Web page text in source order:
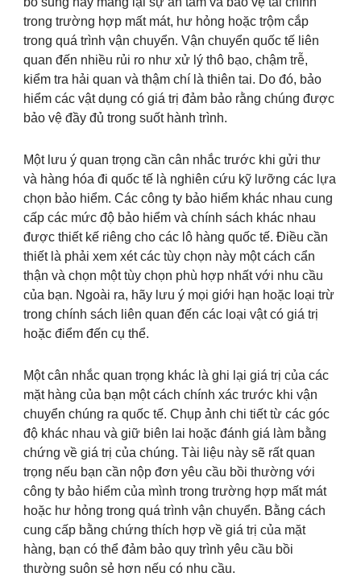
trong trường hợp mất mát, hư hỏng hoặc trộm cắp
trong quá trình vận chuyển. Vận chuyển quốc tế liên
quan đến nhiều rủi ro như xử lý thô bạo, chậm trễ,
kiểm tra hải quan và thậm chí là thiên tai. Do đó, bảo
hiểm các vật dụng có giá trị đảm bảo rằng chúng được
bảo vệ đầy đủ trong suốt hành trình.
Một lưu ý quan trọng cần cân nhắc trước khi gửi thư
và hàng hóa đi quốc tế là nghiên cứu kỹ lưỡng các lựa
chọn bảo hiểm. Các công ty bảo hiểm khác nhau cung
cấp các mức độ bảo hiểm và chính sách khác nhau
được thiết kế riêng cho các lô hàng quốc tế. Điều cần
thiết là phải xem xét các tùy chọn này một cách cẩn
thận và chọn một tùy chọn phù hợp nhất với nhu cầu
của bạn. Ngoài ra, hãy lưu ý mọi giới hạn hoặc loại trừ
trong chính sách liên quan đến các loại vật có giá trị
hoặc điểm đến cụ thể.
Một cân nhắc quan trọng khác là ghi lại giá trị của các
mặt hàng của bạn một cách chính xác trước khi vận
chuyển chúng ra quốc tế. Chụp ảnh chi tiết từ các góc
độ khác nhau và giữ biên lai hoặc đánh giá làm bằng
chứng về giá trị của chúng. Tài liệu này sẽ rất quan
trọng nếu bạn cần nộp đơn yêu cầu bồi thường với
công ty bảo hiểm của mình trong trường hợp mất mát
hoặc hư hỏng trong quá trình vận chuyển. Bằng cách
cung cấp bằng chứng thích hợp về giá trị của mặt
hàng, bạn có thể đảm bảo quy trình yêu cầu bồi
thường suôn sẻ hơn nếu có nhu cầu.